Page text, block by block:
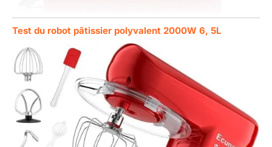
Test du robot pâtissier polyvalent 2000W 6, 5L